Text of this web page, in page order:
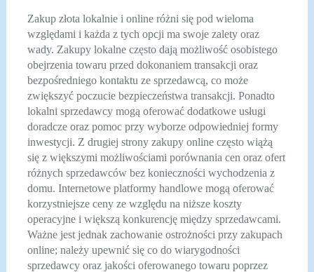
Zakup złota lokalnie i online różni się pod wieloma
względami i każda z tych opcji ma swoje zalety oraz
wady. Zakupy lokalne często dają możliwość osobistego
obejrzenia towaru przed dokonaniem transakcji oraz
bezpośredniego kontaktu ze sprzedawcą, co może
zwiększyć poczucie bezpieczeństwa transakcji. Ponadto
lokalni sprzedawcy mogą oferować dodatkowe usługi
doradcze oraz pomoc przy wyborze odpowiedniej formy
inwestycji. Z drugiej strony zakupy online często wiążą
się z większymi możliwościami porównania cen oraz ofert
różnych sprzedawców bez konieczności wychodzenia z
domu. Internetowe platformy handlowe mogą oferować
korzystniejsze ceny ze względu na niższe koszty
operacyjne i większą konkurencję między sprzedawcami.
Ważne jest jednak zachowanie ostrożności przy zakupach
online; należy upewnić się co do wiarygodności
sprzedawcy oraz jakości oferowanego towaru poprzez